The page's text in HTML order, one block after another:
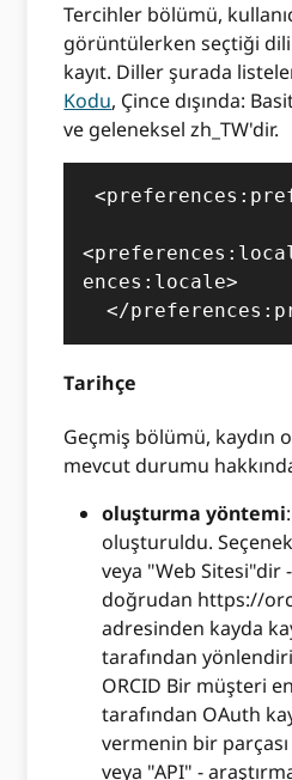
Tercihler bölümü,
görüntülerken seçtiği dili
kayıt. Diller şurada
Kodu, Çince dışında:
ve geleneksel zh_TW'dir.
<preferences:preferences>
ences:locale>
</
Tarihçe
Geçmiş bölümü, kaydın
mevcut durumu
oluşturma yöntemi
oluşturuldu.
veya "Web Sitesi"dir
doğrudan https://
adresinden kayda
tarafından
ORCID Bir müşteri
tarafından OAuth
vermenin bir
veya "API" -